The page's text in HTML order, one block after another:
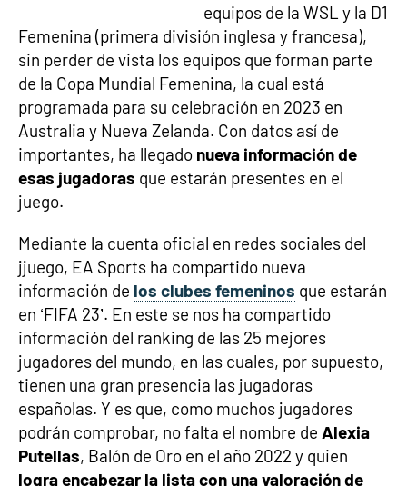
equipos de la WSL y la D1
Femenina (primera división inglesa y francesa),
sin perder de vista los equipos que forman parte
de la Copa Mundial Femenina, la cual está
programada para su celebración en 2023 en
Australia y Nueva Zelanda. Con datos así de
importantes, ha llegado nueva información de
esas jugadoras que estarán presentes en el
juego.
Mediante la cuenta oficial en redes sociales del
jjuego, EA Sports ha compartido nueva
información de los clubes femeninos que estarán
en ‘FIFA 23’. En este se nos ha compartido
información del ranking de las 25 mejores
jugadores del mundo, en las cuales, por supuesto,
tienen una gran presencia las jugadoras
españolas. Y es que, como muchos jugadores
podrán comprobar, no falta el nombre de Alexia
Putellas, Balón de Oro en el año 2022 y quien
logra encabezar la lista con una valoración de